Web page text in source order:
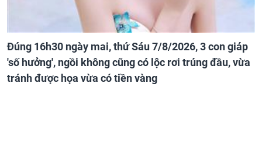
Đúng 16h30 ngày mai, thứ Sáu 7/8/2026, 3 con giáp
'số hưởng', ngồi không cũng có lộc rơi trúng đầu, vừa
tránh được họa vừa có tiền vàng